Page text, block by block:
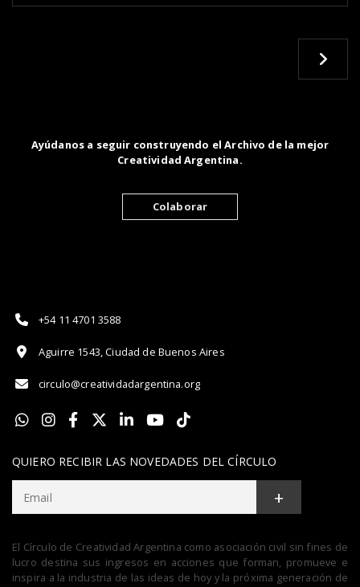
Ayúdanos a seguir construyendo el Archivo de la mejor
Creatividad Argentina.
Colaborar
+54 11 4701 3588
Aguirre 1543, Ciudad de Buenos Aires
circulo@creatividadargentina.org
QUIERO RECIBIR LAS NOVEDADES DEL CÍRCULO
+
El Círculo de Creatividad Argentina como asociación civil sin fines de
lucro destina sus ingresos en acciones que forman, promueve e
inspira a la industria de las ideas de hoy y la próxima generación de